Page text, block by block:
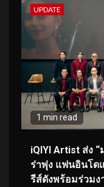
UPDATE
1 min read
iQIYI Artist ส่ง
ร่าพุ่ง แฟนอินโด
รีส์ดังพร้อมร่วมง